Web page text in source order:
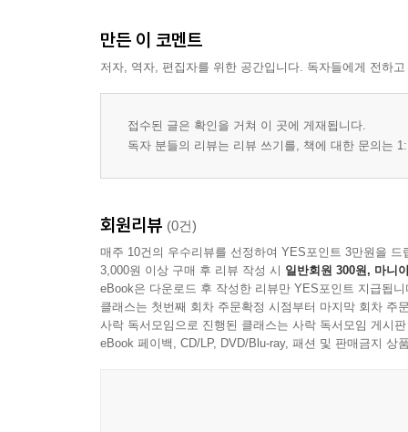
만든 이 코멘트
저자, 역자, 편집자를 위한 공간입니다. 독자들에게 전하
접수된 글은 확인을 거쳐 이 곳에 게재됩니다.
독자 분들의 리뷰는 리뷰 쓰기를, 책에 대한 문의는
회원리뷰 (0건)
매주 10건의 우수리뷰를 선정하여 YES포인트 3만원을 드
3,000원 이상 구매 후 리뷰 작성 시 일반회원 300원, 마니
eBook은 다운로드 후 작성한 리뷰만 YES포인트 지급됩니
클래스는 첫번째 회차 주문확정 시점부터 마지막 회차 주
사락 독서모임으로 진행된 클래스는 사락 독서모임 게시
eBook 페이백, CD/LP, DVD/Blu-ray, 패션 및 판매금지 상